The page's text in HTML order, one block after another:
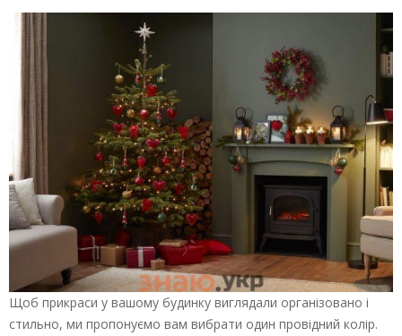
Щоб прикраси у вашому будинку виглядали організовано і
стильно, ми пропонуємо вам вибрати один провідний колір.